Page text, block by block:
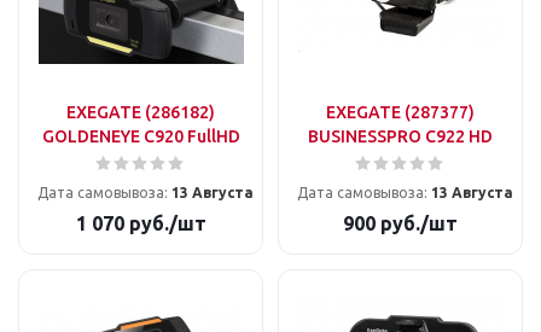
EXEGATE (286182)
GOLDENEYE C920 FullHD
Дата самовывоза: 13 Августа
1 070руб./шт
EXEGATE (287377)
BUSINESSPRO C922 HD
Дата самовывоза: 13 Августа
900 руб./шт